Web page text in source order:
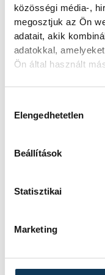
közösségi média-,
megosztjuk az Ön
adatait, akik
adatokkal,
Ön által használt
Elengedhetetlen
Beállítások
Statisztikai
Marketing